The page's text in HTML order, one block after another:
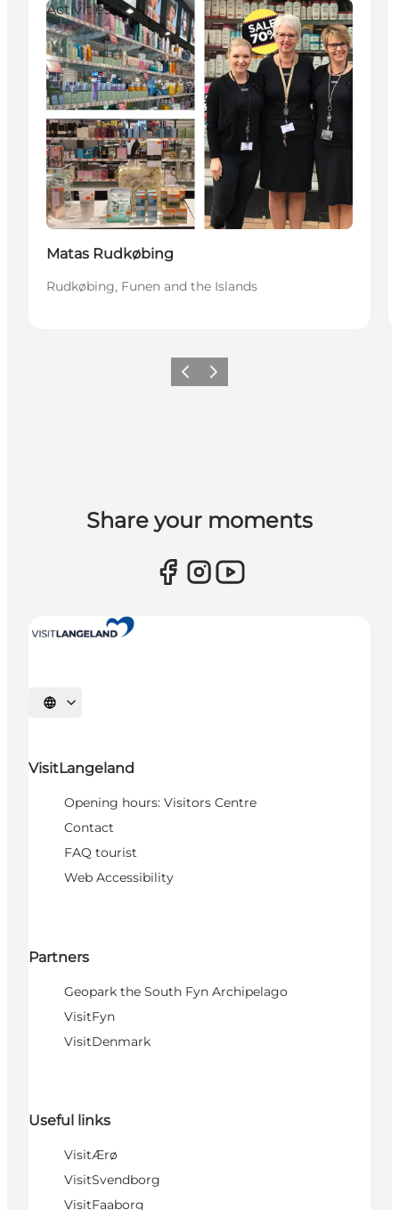
Activities
Matas Rudkøbing
Rudkøbing, Funen and the Islands
Previous
Next
Share your moments
Select language
VisitLangeland
Opening hours: Visitors Centre
Contact
FAQ tourist
Web Accessibility
Partners
Geopark the South Fyn Archipelago
VisitFyn
VisitDenmark
Useful links
VisitÆrø
VisitSvendborg
VisitFaaborg